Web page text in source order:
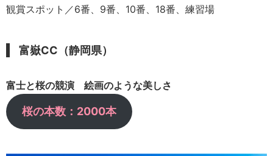
観賞スポット／6番、9番、10番、18番、練習場
富嶽CC（静岡県）
富士と桜の競演 絵画のような美しさ
桜の本数：2000本